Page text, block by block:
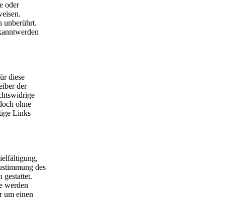
oder
unberührt.
diese
der
ohne
Links
des
gestattet.
werden
um einen